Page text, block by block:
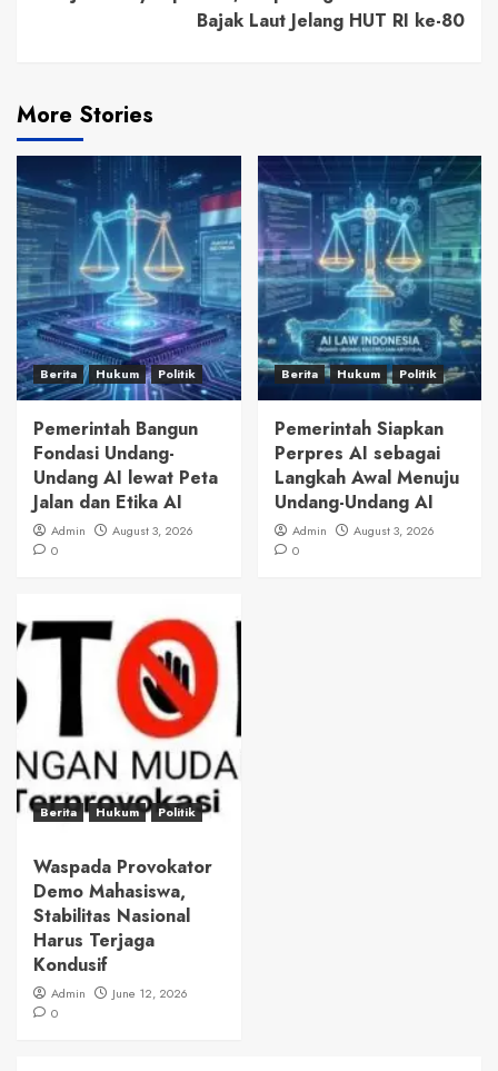
Bajak Laut Jelang HUT RI ke-80
More Stories
Berita Hukum Politik
Pemerintah Bangun
Fondasi Undang-
Undang AI lewat Peta
Jalan dan Etika AI
Admin
August 3, 2026
0
Berita Hukum Politik
Pemerintah Siapkan
Perpres AI sebagai
Langkah Awal Menuju
Undang-Undang AI
Admin
August 3, 2026
0
Berita Hukum Politik
Waspada Provokator
Demo Mahasiswa,
Stabilitas Nasional
Harus Terjaga
Kondusif
Admin
June 12, 2026
0